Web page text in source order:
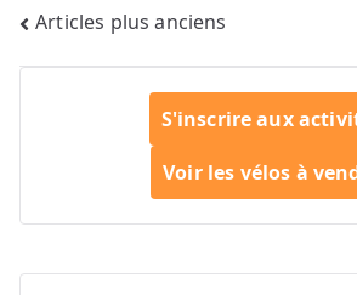
Navigation
des
Articles plus anciens
S'inscrire aux
Voir les vélos à